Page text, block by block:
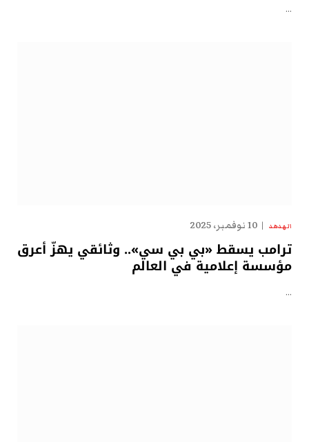
…
الهدهد 10 نوفمبر، 2025
ترامب يسقط «بي بي سي».. وثائقي يهزّ أعرق
مؤسسة إعلامية في العالم
…